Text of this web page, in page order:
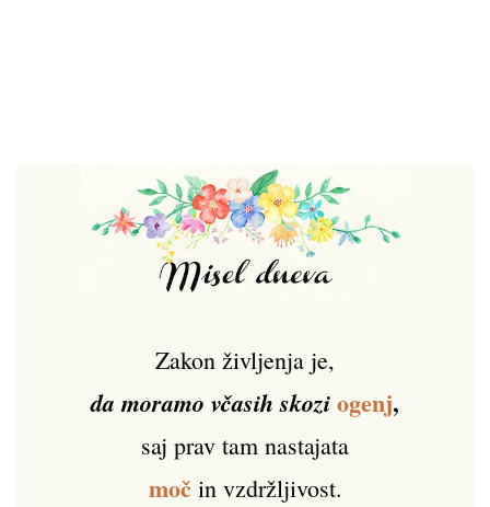
Zakon življenja je,
da moramo včasih skoziogenj,
saj prav tam nastajata
močin vzdržljivost.